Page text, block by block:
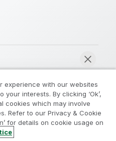
del producto
comerciales
experience with our websites
interests. By clicking ‘Ok’,
cookies which may involve
Refer to our Privacy & Cookie
for details on cookie usage on